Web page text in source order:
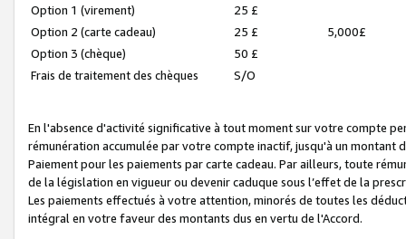
Option 1 (virement)
25 £
Option 2 (carte cadeau)
25 £
5,000£
Option 3 (chèque)
50 £
Frais de traitement des chèques
S/O
En l'absence d'activité significative à tout moment sur votre compte
rémunération accumulée par votre compte inactif, jusqu'à un montant
Paiement pour les paiements par carte cadeau. Par ailleurs, toute
de la législation en vigueur ou devenir caduque sous l’effet de la
Les paiements effectués à votre attention, minorés de toutes les
intégral en votre faveur des montants dus en vertu de l'Accord.